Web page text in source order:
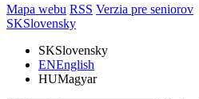
Mapa webu RSS Verzia pre seniorov
SKSlovensky
SKSlovensky
ENEnglish
HUMagyar